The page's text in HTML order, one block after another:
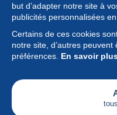
but d’adapter notre site à
publicités personnalisées
Certains de ces cookies
notre site, d’autres
préférences. En savoir
Collection
Actualités
Fonctionnalités
Société
Services